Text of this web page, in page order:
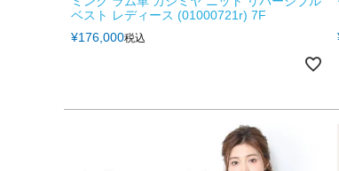
ベスト レディース (01000721r) 7F
¥176,000税込